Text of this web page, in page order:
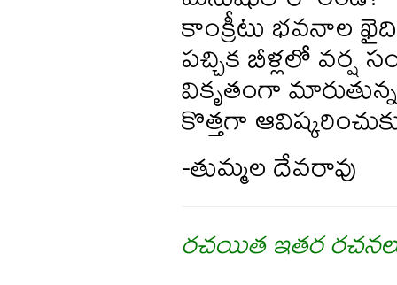
కాంక్రీటు భవనాల
పచ్చిక బీళ్లలో వర్ష
వికృతంగా
కొత్తగా
-తుమ్మల దేవరావు
రచయిత ఇతర